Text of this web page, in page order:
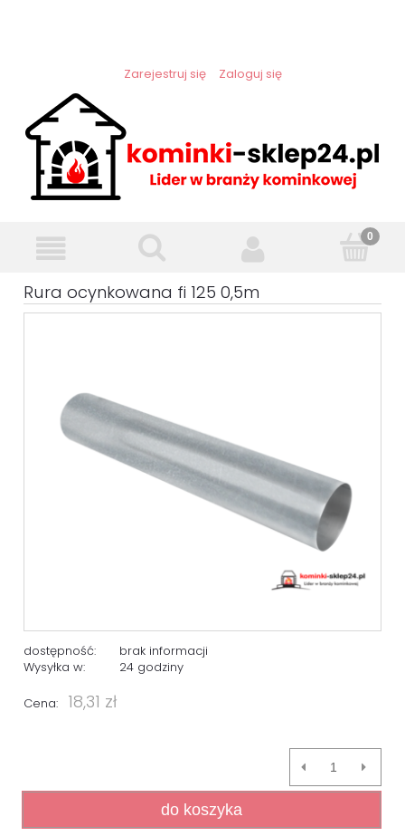
Zarejestruj się Zaloguj się
Rura ocynkowana fi 125 0,5m
dostępność:
brak informacji
Wysyłka w:
24 godziny
Cena: 18,31 zł
do koszyka